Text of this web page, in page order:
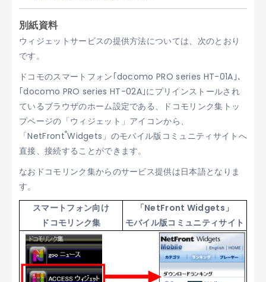
別紙資料
ウィジェットサービスの提供方法については、次のとおり
です。
ドコモのスマートフォン｢docomo PRO series HT-01A｣、
｢docomo PRO series HT-02A｣にプリインストールされ
ているブラウザのホーム設定である、ドコモリンク集トッ
プページの「ウィジェット」アイコンから、
「NetFront®Widgets」のモバイル版コミュニティサイトへ
直接、接続することができます。
なおドコモリンク集からのサービス提供は日本語となりま
す。
スマートフォン向け
ドコモリンク集
「NetFront Widgets」
モバイル版コミュニティサイト